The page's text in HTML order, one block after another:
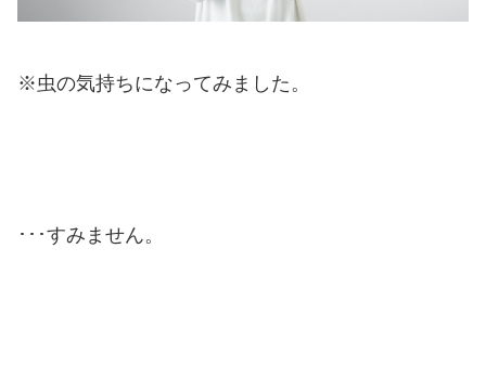
※虫の気持ちになってみました。
･･･すみません。